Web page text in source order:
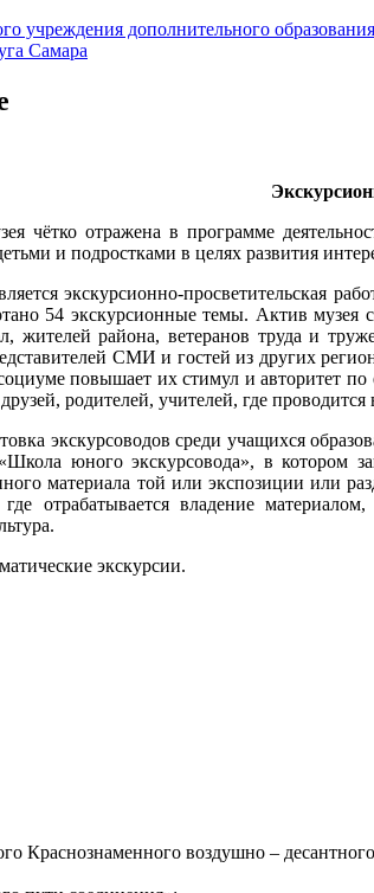
учреждения дополнительного
Самара
чётко отражена в программе
и подростками в целях развития
экскурсионно-просветительская
54 экскурсионные темы. Актив
жителей района, ветеранов труда и
СМИ и гостей из других
повышает их стимул и авторитет
родителей, учителей, где
экскурсоводов среди учащихся
юного экскурсовода», в котором
материала той или экспозиции или
где отрабатывается владение
экскурсии.
Краснознаменного воздушно –